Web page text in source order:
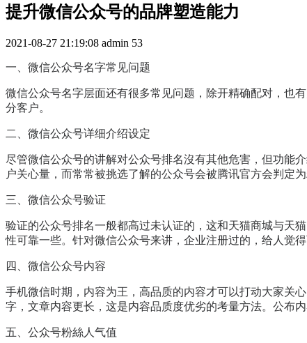
提升微信公众号的品牌塑造能力
2021-08-27 21:19:08 admin 53
一、微信公众号名字常见问题
微信公众号名字层面还有很多常见问题，除开精确配对，也
分客户。
二、微信公众号详细介绍设定
尽管微信公众号的讲解对公众号排名沒有其他危害，但功能
户关心量，而常常被挑选了解的公众号会被腾讯官方会判定
三、微信公众号验证
验证的公众号排名一般都高过未认证的，这和天猫商城与天
性可靠一些。针对微信公众号来讲，企业注册过的，给人觉
四、微信公众号内容
手机微信时期，内容为王，高品质的内容才可以打动大家关
字，文章内容更长，这是内容品质度优劣的考量方法。公布
五、公众号粉絲人气值